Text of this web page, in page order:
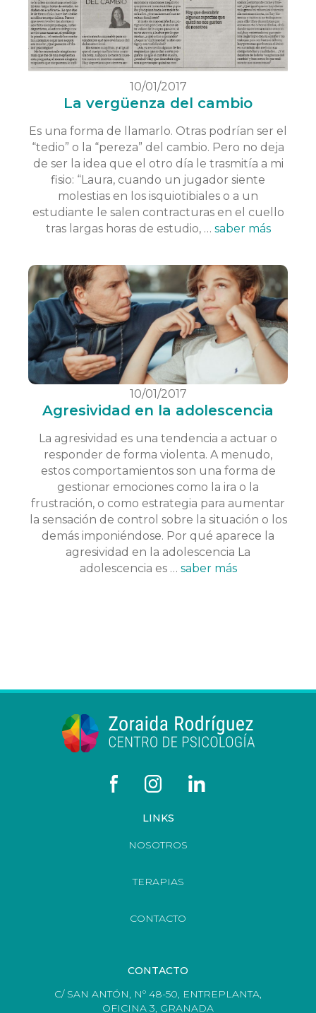
10/01/2017
La vergüenza del cambio
Es una forma de llamarlo. Otras podrían ser el
“tedio” o la “pereza” del cambio. Pero no deja
de ser la idea que el otro día le trasmitía a mi
fisio: “Laura, cuando un jugador siente
molestias en los isquiotibiales o a un
estudiante le salen contracturas en el cuello
tras largas horas de estudio, … saber más
10/01/2017
Agresividad en la adolescencia
La agresividad es una tendencia a actuar o
responder de forma violenta. A menudo,
estos comportamientos son una forma de
gestionar emociones como la ira o la
frustración, o como estrategia para aumentar
la sensación de control sobre la situación o los
demás imponiéndose. Por qué aparece la
agresividad en la adolescencia La
adolescencia es … saber más
LINKS
NOSOTROS
TERAPIAS
CONTACTO
CONTACTO
C/ SAN ANTÓN, Nº 48-50, ENTREPLANTA,
OFICINA 3, GRANADA